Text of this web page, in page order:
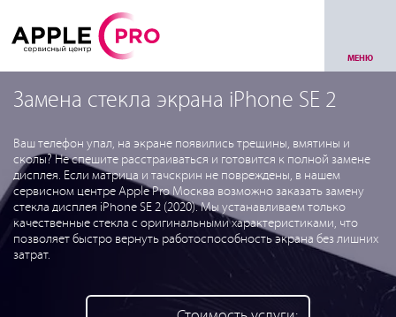
МЕНЮ
Замена стекла экрана iPhone SE 2
Ваш телефон упал, на экране появились трещины, вмятины и
сколы? Не спешите расстраиваться и готовится к полной замене
дисплея. Если матрица и тачскрин не повреждены, в нашем
сервисном центре Apple Pro Москва возможно заказать замену
стекла дисплея iPhone SE 2 (2020). Мы устанавливаем только
качественные стекла с оригинальными характеристиками, что
позволяет быстро вернуть работоспособность экрана без лишних
затрат.